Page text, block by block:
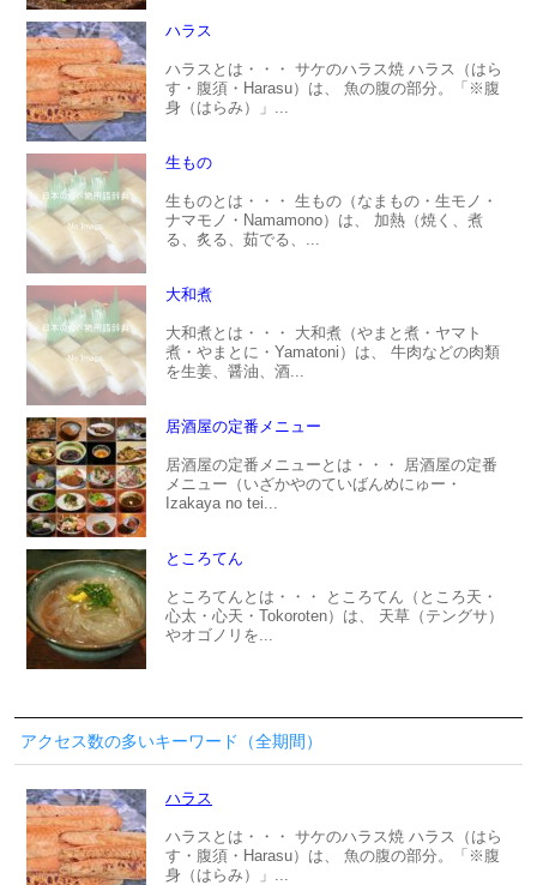
ハラス
ハラスとは・・・ サケのハラス焼 ハラス（はら
す・腹須・Harasu）は、 魚の腹の部分。「※腹
身（はらみ）」...
生もの
生ものとは・・・ 生もの（なまもの・生モノ・
ナマモノ・Namamono）は、 加熱（焼く、煮
る、炙る、茹でる、...
大和煮
大和煮とは・・・ 大和煮（やまと煮・ヤマト
煮・やまとに・Yamatoni）は、 牛肉などの肉類
を生姜、醤油、酒...
居酒屋の定番メニュー
居酒屋の定番メニューとは・・・ 居酒屋の定番
メニュー（いざかやのていばんめにゅー・
Izakaya no tei...
ところてん
ところてんとは・・・ ところてん（ところ天・
心太・心天・Tokoroten）は、 天草（テングサ）
やオゴノリを...
アクセス数の多いキーワード（全期間）
ハラス
ハラスとは・・・ サケのハラス焼 ハラス（はら
す・腹須・Harasu）は、 魚の腹の部分。「※腹
身（はらみ）」...